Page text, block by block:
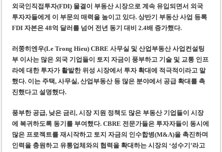
외국인직접투자(FDI) 물결이 부동산 시장으로 계속 유입되면서 외국
투자자들에게 이 부문의 매력을 높이고 있다. 상반기 부동산 사업 등록
FDI 자본은 48억 달러를 넘어 전년 동기 대비 2.4배 증가했다.
러쭝히엔우(Le Trong Hieu) CBRE 사무실 및 산업부동산 사업컨설팅
부 이사는 많은 외국 기업들이 토지 자금이 풍부하고 기술 및 교통 인프
라에 대한 투자가 활발한 위성 시장에서 투자 확대에 적극적이라고 말
했다. 이는 주택, 사무실, 산업부동산 등 많은 분야에서 공급 확대를 촉
진했다고 설명했다.
풍부한 공급, 낮은 금리, 시장 지원 정책도 많은 부동산 기업들이 시장
에 복귀하도록 동기를 부여했다. CBRE 전문가들은 투자자들이 동시에
많은 프로젝트를 재시작하고 토지 자금의 인수합병(M&A)을 촉진하며
인력을 충원하고 유통업체와의 협력을 확대하는 시장의 ‘성수기’라고